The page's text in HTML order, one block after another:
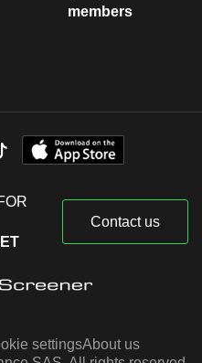
members
Contact us
settingsAbout us